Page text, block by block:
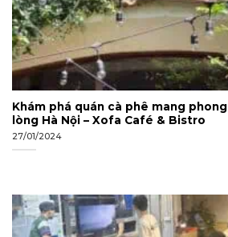
Khám phá quán cà phê mang
lòng Hà Nội – Xofa Café & Bistro
27/01/2024